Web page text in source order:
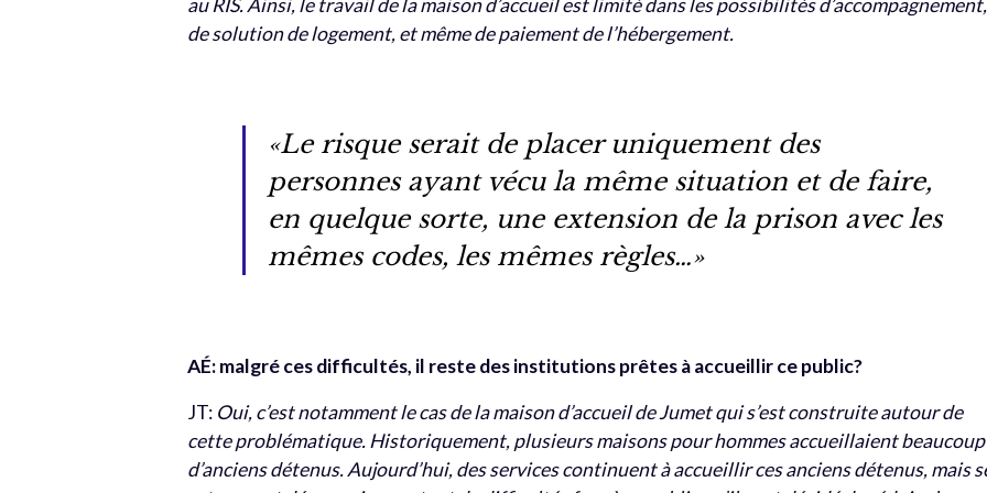
de solution de logement, et même de paiement de l’hébergement.
«Le risque serait de placer uniquement des
personnes ayant vécu la même situation et de faire,
en quelque sorte, une extension de la prison avec les
mêmes codes, les mêmes règles…»
AÉ: malgré ces difficultés, il reste des institutions prêtes à accueillir ce public?
JT: Oui, c’est notamment le cas de la maison d’accueil de Jumet qui s’est construite autour de
cette problématique. Historiquement, plusieurs maisons pour hommes accueillaient beaucoup
d’anciens détenus. Aujourd’hui, des services continuent à accueillir ces anciens détenus, mais